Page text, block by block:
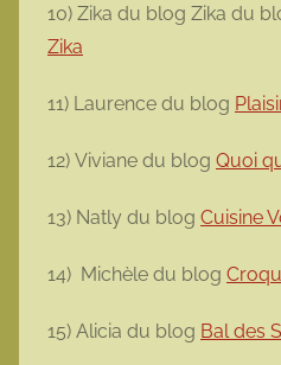
10) Zika du blog Zika du
Zika
11) Laurence du blog
12) Viviane du blog Quoi
13) Natly du blog Cuisine
14) Michèle du blog
15) Alicia du blog Bal des